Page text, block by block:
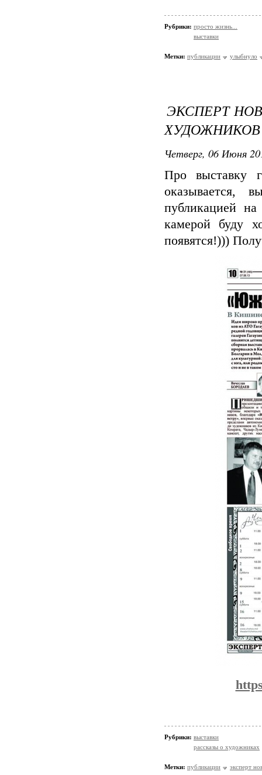
Рубрики: просто жизнь...
выставки
Метки: публикации улыбнуло
ЭКСПЕРТ
ХУДОЖНИКОВ
Четверг, 06 Июня
Про выставку
оказывается,
публикацией
камерой буду
появятся!)))
Рубрики: выставки
рассказы о художниках
Метки: публикации эксперт